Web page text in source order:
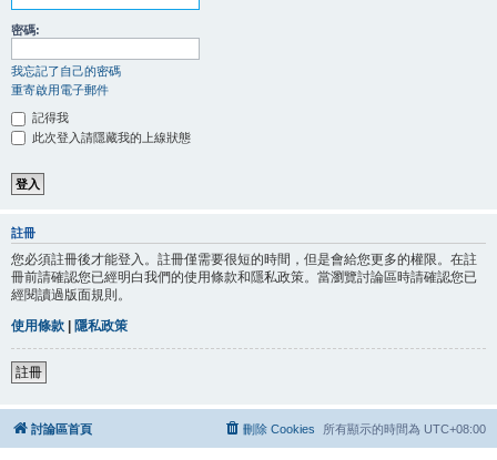
密碼:
我忘記了自己的密碼
重寄啟用電子郵件
記得我
此次登入請隱藏我的上線狀態
註冊
您必須註冊後才能登入。註冊僅需要很短的時間，但是會給您更多的權限。在註
冊前請確認您已經明白我們的使用條款和隱私政策。當瀏覽討論區時請確認您已
經閱讀過版面規則。
使用條款 | 隱私政策
註冊
討論區首頁 所有顯示的時間為 UTC+08:00
刪除 Cookies